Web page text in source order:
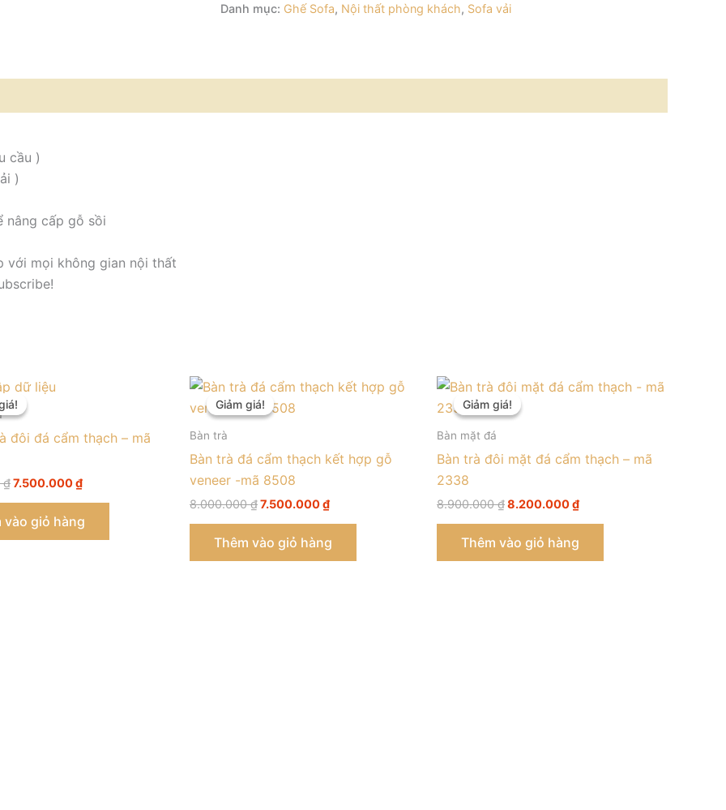
số
Danh mục: Ghế Sofa, Nội thất phòng khách, Sofa vải
)
)
nâng cấp gỗ sồi
với mọi không gian nội thất
đôi đá cẩm thạch – mã
₫
Giá
gốc
là:
7.500.000₫
7.500.000 ₫.
vào giỏ hàng
Giảm giá!
Giảm giá!
Bàn trà
Bàn trà đá cẩm thạch kết hợp gỗ
veneer -mã 8508
8.000.000₫
Giá
gốc
là:
7.500.000₫
Giá
Thêm vào giỏ hàng
Giảm giá!
Giảm giá!
Bàn mặt đá
Bàn trà đôi mặt đá cẩm thạch – mã
2338
8.900.000₫
Giá
gốc
là:
8.200.000₫
Giá
Thêm vào giỏ hàng